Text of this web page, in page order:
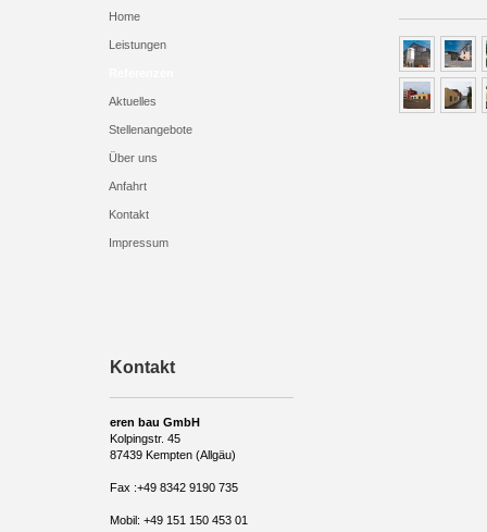
Home
Leistungen
Aktuelles
Stellenangebote
Über uns
Anfahrt
Kontakt
Impressum
Kontakt
eren bau GmbH
Kolpingstr. 45
87439 Kempten (Allgäu)
Fax :+49 8342 9190 735
Mobil: +49 151 150 453 01